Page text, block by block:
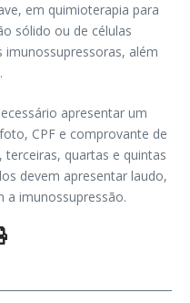
em quimioterapia para
sólido ou de células
além
apresentar um
CPF e comprovante de
terceiras, quartas e quintas
devem apresentar laudo,
a imunossupressão.